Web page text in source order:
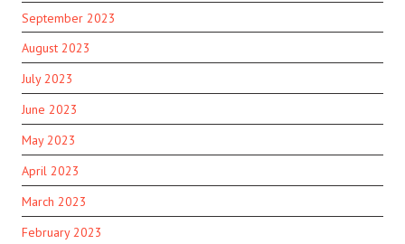
September 2023
August 2023
July 2023
June 2023
May 2023
April 2023
March 2023
February 2023